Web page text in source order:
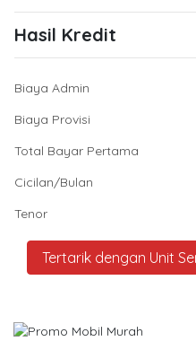
Hasil Kredit
Biaya Admin
Biaya Provisi
Total Bayar Pertama
Cicilan/Bulan
Tenor
Tertarik dengan Unit